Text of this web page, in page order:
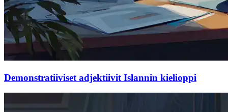
Demonstratiiviset adjektiivit Islannin kielioppi